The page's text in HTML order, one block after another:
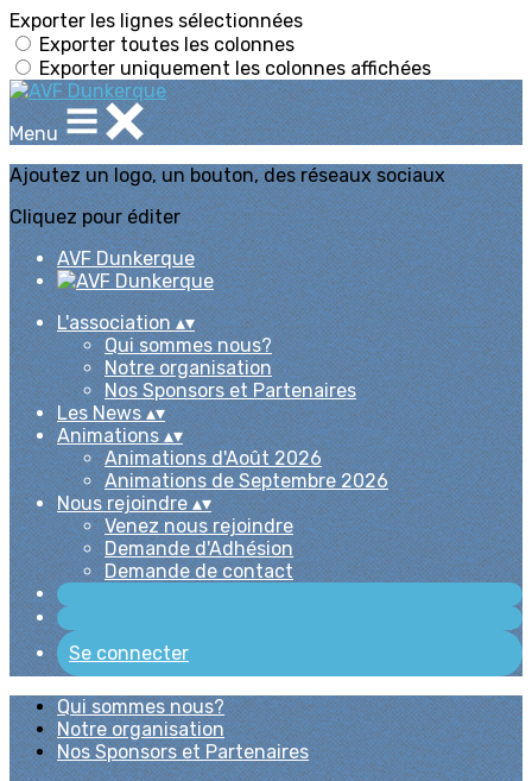
Exporter les lignes sélectionnées
Exporter toutes les colonnes
Exporter uniquement les colonnes affichées
Menu
Ajoutez un logo, un bouton, des réseaux sociaux
Cliquez pour éditer
AVF Dunkerque
L'association▴▾
Qui sommes nous?
Notre organisation
Nos Sponsors et Partenaires
Les News▴▾
Animations▴▾
Animations d'Août 2026
Animations de Septembre 2026
Nous rejoindre▴▾
Venez nous rejoindre
Demande d'Adhésion
Demande de contact
Se connecter
Qui sommes nous?
Notre organisation
Nos Sponsors et Partenaires